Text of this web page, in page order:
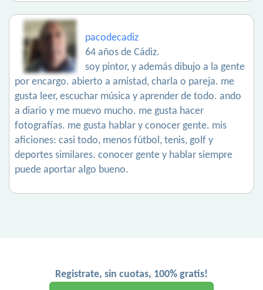
pacodecadiz
64 años de Cádiz.
soy pintor, y además dibujo a la gente
por encargo. abierto a amistad, charla o pareja. me
gusta leer, escuchar música y aprender de todo. ando
a diario y me muevo mucho. me gusta hacer
fotografías. me gusta hablar y conocer gente. mis
aficiones: casi todo, menos fútbol, tenis, golf y
deportes similares. conocer gente y hablar siempre
puede aportar algo bueno.
Registrate, sin cuotas, 100% gratis!